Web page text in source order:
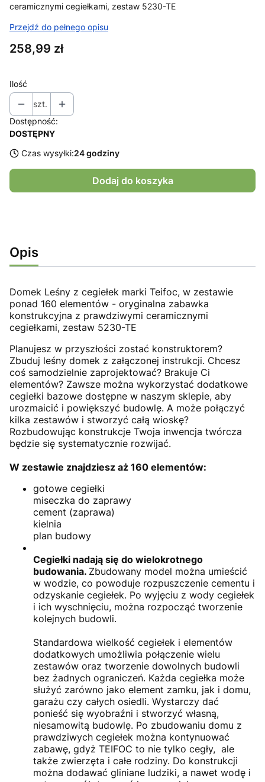
ceramicznymi cegiełkami, zestaw 5230-TE
Przejdź do pełnego opisu
Cena
258,99 zł
Ilość
szt.
Dostępność:
DOSTĘPNY
Czas wysyłki:24 godziny
Dodaj do koszyka
Opis
Domek Leśny z cegiełek marki Teifoc, w zestawie
ponad 160 elementów - oryginalna zabawka
konstrukcyjna z prawdziwymi ceramicznymi
cegiełkami, zestaw 5230-TE
Planujesz w przyszłości zostać konstruktorem?
Zbuduj leśny domek z załączonej instrukcji. Chcesz
coś samodzielnie zaprojektować? Brakuje Ci
elementów? Zawsze można wykorzystać dodatkowe
cegiełki bazowe dostępne w naszym sklepie, aby
urozmaicić i powiększyć budowlę. A może połączyć
kilka zestawów i stworzyć całą wioskę?
Rozbudowując konstrukcje Twoja inwencja twórcza
będzie się systematycznie rozwijać.
W zestawie znajdziesz aż 160 elementów:
gotowe cegiełki
miseczka do zaprawy
cement (zaprawa)
kielnia
plan budowy
Cegiełki nadają się do wielokrotnego
budowania. Zbudowany model można umieścić
w wodzie, co powoduje rozpuszczenie cementu i
odzyskanie cegiełek. Po wyjęciu z wody cegiełek
i ich wyschnięciu, można rozpocząć tworzenie
kolejnych budowli.
Standardowa wielkość cegiełek i elementów
dodatkowych umożliwia połączenie wielu
zestawów oraz tworzenie dowolnych budowli
bez żadnych ograniczeń. Każda cegiełka może
służyć zarówno jako element zamku, jak i domu,
garażu czy całych osiedli. Wystarczy dać
ponieść się wyobraźni i stworzyć własną,
niesamowitą budowlę. Po zbudowaniu domu z
prawdziwych cegiełek można kontynuować
zabawę, gdyż TEIFOC to nie tylko cegły, ale
także zwierzęta i całe rodziny. Do konstrukcji
można dodawać gliniane ludziki, a nawet wodę i